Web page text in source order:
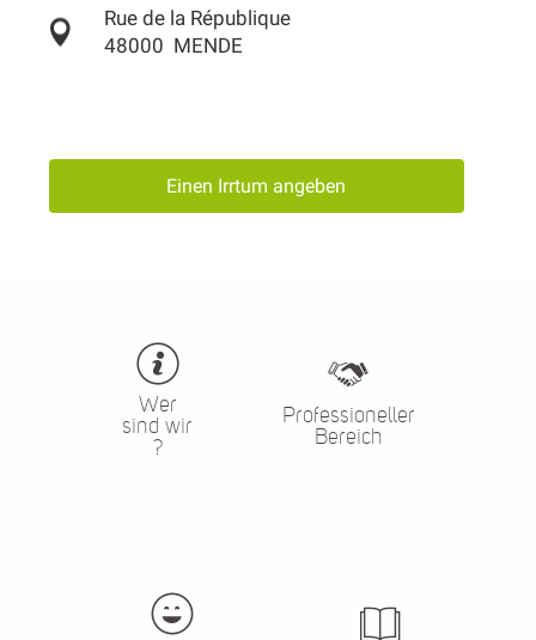
Rue de la République
48000 MENDE
Einen Irrtum angeben
Wer
sind wir
?
Professioneller
Bereich